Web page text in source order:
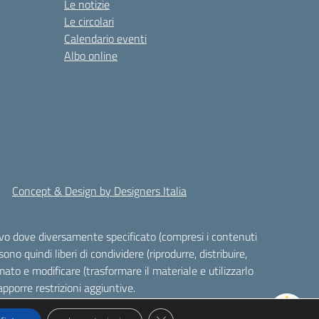
Le notizie
Le circolari
Calendario eventi
Albo online
Concept & Design by Designers Italia
dove diversamente specificato (compresi i contenuti
quindi liberi di condividere (riprodurre, distribuire,
e modificare (trasformare il materiale e utilizzarlo
restrizioni aggiuntive.